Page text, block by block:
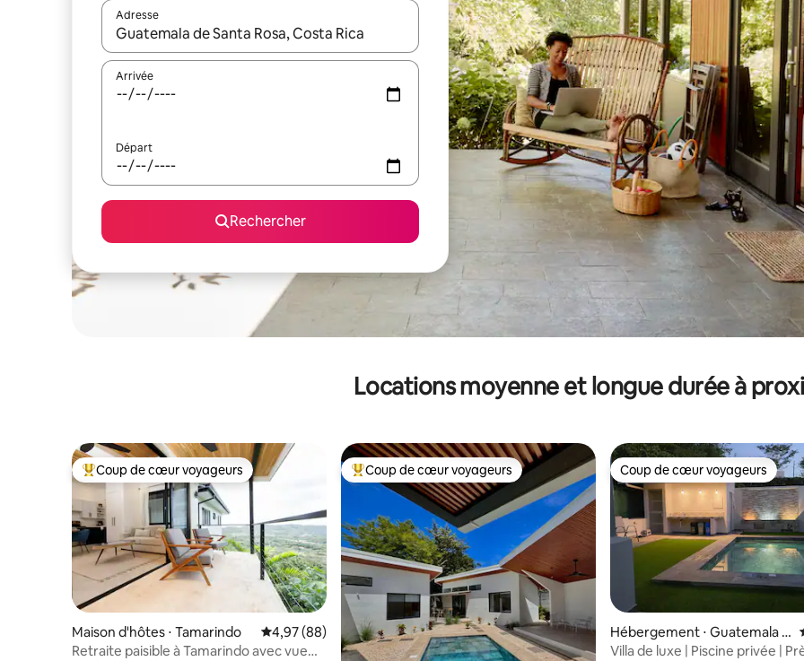
Adresse
Lorsque les résultats s'affichent, utilisez les flèches vers le haut et vers le bas pour les parcourir ou en appuyant et en
Arrivée
Départ
Rechercher
Locations moyenne et longue durée à
Coups de cœur voyageurs les plus appréciés
Coup de cœur voyageurs
Maison d'hôtes ⋅ Tamarindo Évaluation moyenne sur la base de 88 commentaires : 4,97 sur 5
4,97 (88)
Retraite paisible à Tamarindo avec vue
Coups de cœur voyageurs les plus appréciés
Coup de cœur voyageurs Coup de cœur voyageurs
Coup de cœur voyageurs
Hébergement ⋅ Guatemala d
e Santa Rosa
Villa de luxe | Piscine privée |